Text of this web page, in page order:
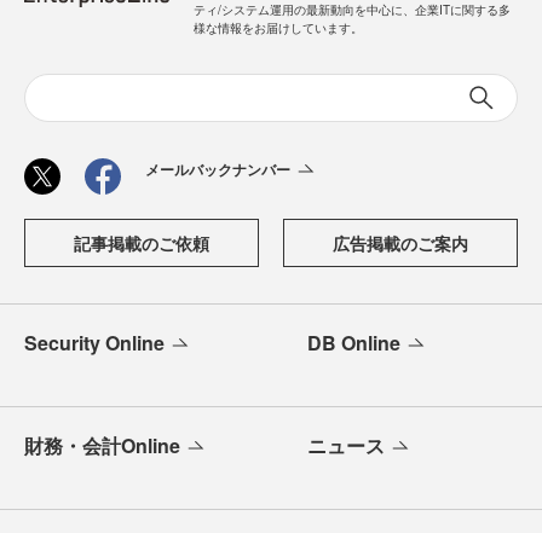
ティ/システム運用の最新動向を中心に、企業ITに関する多
様な情報をお届けしています。
メールバックナンバー
記事掲載のご依頼 広告掲載のご案内
Security Online DB Online
財務・会計Online ニュース